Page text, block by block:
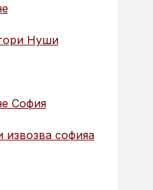
Нуши
София
извозва софияа